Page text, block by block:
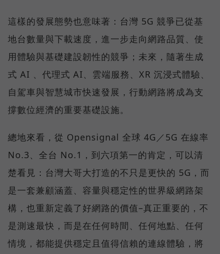
這樣的發展態勢也意味著：台灣 5G 競爭已從基
地台數量與下載速度，進一步走向網路品質、使
用體驗與基礎建設韌性的競爭；未來，隨著生成
式 AI 、代理式 AI、雲端服務、XR 沉浸式體驗、
自駕車與智慧城市快速發展，行動網路將成為支
撐數位經濟的重要基礎設施。
總地來看，從 Opensignal 全球 4G／5G 在線率
No.3、全台 No.1，到六項第一的肯定，可以清
楚看見：台灣大哥大打造的不只是更快的 5G，而
是一套兼顧涵蓋、容量與穩定性的世界級網路架
構，也重新定義了好網路的價值–真正重要的，不
是測速最快，而是在任何時間、任何地點、任何
情境，都能提供穩定且值得信賴的連線體驗，將